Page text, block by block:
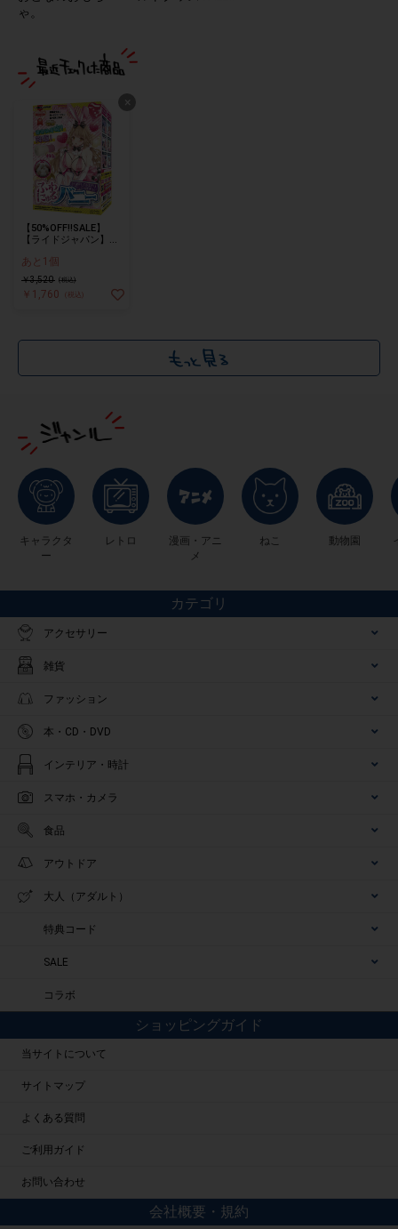
ゃ。
×
【50%OFF!!SALE】
【ライドジャパン】ふ
あと1個
￥3,520 (税込)
￥1,760 (税込)
キャラクタ
ー
レトロ
漫画・アニ
メ
ねこ 動物園
カテゴリ
アクセサリー
雑貨
ファッション
本・CD・DVD
インテリア・時計
スマホ・カメラ
食品
アウトドア
大人（アダルト）
特典コード
SALE
コラボ
ショッピングガイド
当サイトについて
サイトマップ
よくある質問
ご利用ガイド
お問い合わせ
会社概要・規約